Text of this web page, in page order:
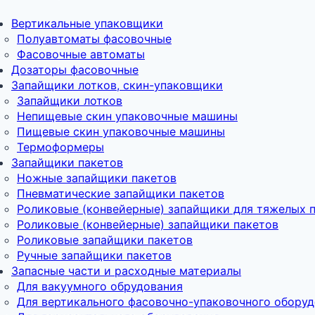
Вертикальные упаковщики
Полуавтоматы фасовочные
Фасовочные автоматы
Дозаторы фасовочные
Запайщики лотков, скин-упаковщики
Запайщики лотков
Непищевые скин упаковочные машины
Пищевые скин упаковочные машины
Термоформеры
Запайщики пакетов
Ножные запайщики пакетов
Пневматические запайщики пакетов
Роликовые (конвейерные) запайщики для тяжелых
Роликовые (конвейерные) запайщики пакетов
Роликовые запайщики пакетов
Ручные запайщики пакетов
Запасные части и расходные материалы
Для вакуумного обрудования
Для вертикального фасовочно-упаковочного